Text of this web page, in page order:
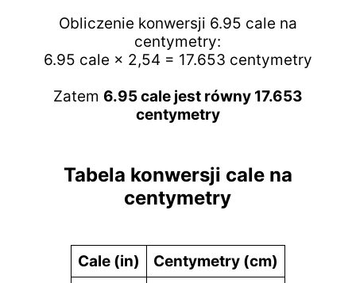
Obliczenie konwersji 6.95 cale na
centymetry:
6.95 cale × 2,54 = 17.653 centymetry
Zatem 6.95 cale jest równy 17.653
centymetry
Tabela konwersji cale na
centymetry
Cale (in)
Centymetry (cm)